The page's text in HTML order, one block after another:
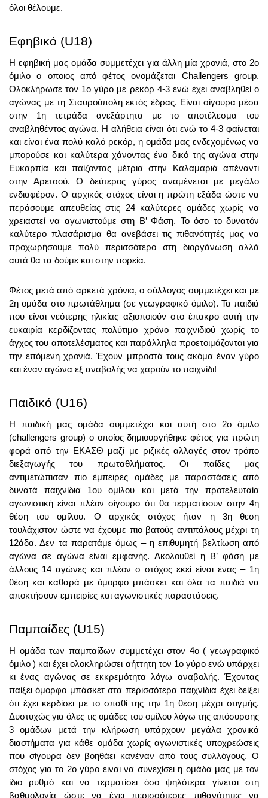
όλοι θέλουμε.
Εφηβικό (U18)
Η εφηβική μας ομάδα συμμετέχει για άλλη μία χρονιά, στο 2ο
όμιλο ο οποιος από φέτος ονομάζεται Challengers group.
Ολοκλήρωσε τον 1ο γύρο με ρεκόρ 4-3 ενώ έχει αναβληθεί ο
αγώνας με τη Σταυρούπολη εκτός έδρας. Είναι σίγουρα μέσα
στην 1η τετράδα ανεξάρτητα με το αποτέλεσμα του
αναβληθέντος αγώνα. Η αλήθεια είναι ότι ενώ το 4-3 φαίνεται
και είναι ένα πολύ καλό ρεκόρ, η ομάδα μας ενδεχομένως να
μπορούσε και καλύτερα χάνοντας ένα δικό της αγώνα στην
Ευκαρπία και παίζοντας μέτρια στην Καλαμαριά απέναντι
στην Αρετσού. Ο δεύτερος γύρος αναμένεται με μεγάλο
ενδιαφέρον. Ο αρχικός στόχος είναι η πρώτη εξάδα ώστε να
περάσουμε απευθείας στις 24 καλύτερες ομάδες χωρίς να
χρειαστεί να αγωνιστούμε στη Β’ Φάση. Το όσο το δυνατόν
καλύτερο πλασάρισμα θα ανεβάσει τις πιθανότητές μας να
προχωρήσουμε πολύ περισσότερο στη διοργάνωση αλλά
αυτά θα τα δούμε και στην πορεία.
Φέτος μετά από αρκετά χρόνια, ο σύλλογος συμμετέχει και με
2η ομάδα στο πρωτάθλημα (σε γεωγραφικό όμιλο). Τα παιδιά
που είναι νεότερης ηλικίας αξιοποιούν στο έπακρο αυτή την
ευκαιρία κερδίζοντας πολύτιμο χρόνο παιχνιδιού χωρίς το
άγχος του αποτελέσματος και παράλληλα προετοιμάζονται για
την επόμενη χρονιά. Έχουν μπροστά τους ακόμα έναν γύρο
και έναν αγώνα εξ αναβολής να χαρούν το παιχνίδι!
Παιδικό (U16)
Η παιδική μας ομάδα συμμετέχει και αυτή στο 2ο όμιλο
(challengers group) ο οποίος δημιουργήθηκε φέτος για πρώτη
φορά από την ΕΚΑΣΘ μαζί με ριζικές αλλαγές στον τρόπο
διεξαγωγής του πρωταθλήματος. Οι παίδες μας
αντιμετώπισαν πιο έμπειρες ομάδες με παραστάσεις από
δυνατά παιχνίδια 1ου ομίλου και μετά την προτελευταία
αγωνιστική είναι πλέον σίγουρο ότι θα τερματίσουν στην 4η
θέση του ομίλου. Ο αρχικός στόχος ήταν η 3η θεση
τουλάχιστον ώστε να έχουμε πιο βατούς αντιπάλους μέχρι τη
12άδα. Δεν τα παρατάμε όμως – η επιθυμητή βελτίωση από
αγώνα σε αγώνα είναι εμφανής. Ακολουθεί η Β’ φάση με
άλλους 14 αγώνες και πλέον ο στόχος εκεί είναι ένας – 1η
θέση και καθαρά με όμορφο μπάσκετ και όλα τα παιδιά να
αποκτήσουν εμπειρίες και αγωνιστικές παραστάσεις.
Παμπαίδες (U15)
Η ομάδα των παμπαίδων συμμετέχει στον 4ο ( γεωγραφικό
όμιλο ) και έχει ολοκληρώσει αήττητη τον 1ο γύρο ενώ υπάρχει
κι ένας αγώνας σε εκκρεμότητα λόγω αναβολής. Έχοντας
παίξει όμορφο μπάσκετ στα περισσότερα παιχνίδια έχει δείξει
ότι έχει κερδίσει με το σπαθί της την 1η θέση μέχρι στιγμής.
Δυστυχώς για όλες τις ομάδες του ομίλου λόγω της απόσυρσης
3 ομάδων μετά την κλήρωση υπάρχουν μεγάλα χρονικά
διαστήματα για κάθε ομάδα χωρίς αγωνιστικές υποχρεώσεις
που σίγουρα δεν βοηθάει κανέναν από τους συλλόγους. Ο
στόχος για το 2ο γύρο ειναι να συνεχίσει η ομάδα μας με τον
ίδιο ρυθμό και να τερματίσει όσο ψηλότερα γίνεται στη
βαθμολογία ώστε να έχει περισσότερες πιθανότητες να